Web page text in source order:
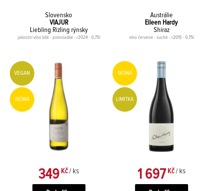
Slovensko
VIAJUR
Liebling Rizling rýnsky
jakostní víno bílé - polosladké - r2024 - 0,75l
VEGAN
IKONA
349 Kč / ks
Austrálie
Eileen Hardy
Shiraz
víno červené - suché - r2015 - 0,75l
IKONA
LIMITKA
1 697Kč / ks